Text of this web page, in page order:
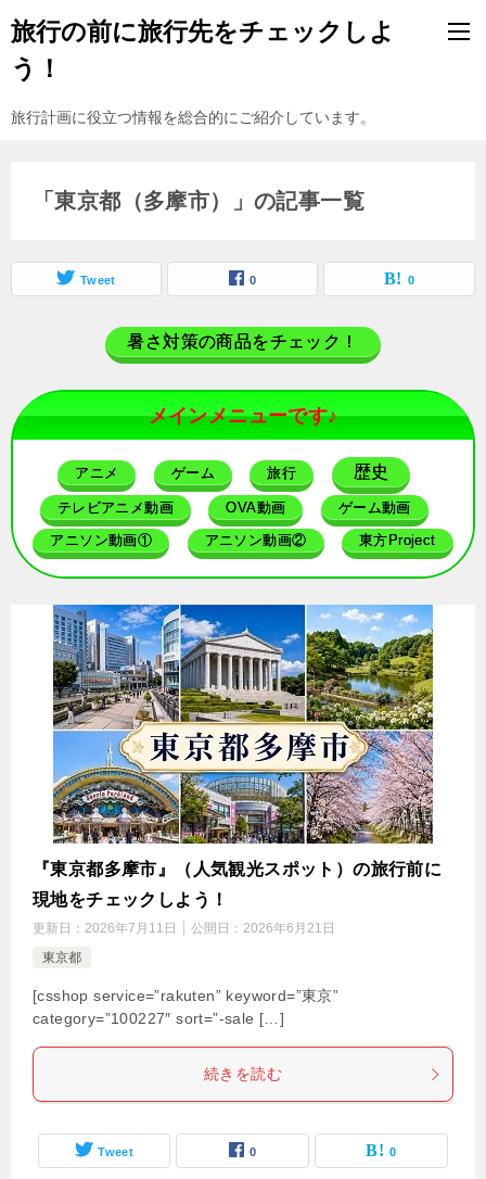
旅行の前に旅行先をチェックしよ
う！
旅行計画に役立つ情報を総合的にご紹介しています。
「東京都（多摩市）」の記事一覧
Tweet 0 0
暑さ対策の商品をチェック！
メインメニューです♪
アニメ ゲーム 旅行 歴史
テレビアニメ動画 OVA動画 ゲーム動画
アニソン動画① アニソン動画② 東方Project
『東京都多摩市』（人気観光スポット）の旅行前に
現地をチェックしよう！
更新日： 2026年7月11日 公開日： 2026年6月21日
東京都
[csshop service=”rakuten” keyword=”東京”
category=”100227″ sort=”-sale […]
続きを読む
Tweet 0 0